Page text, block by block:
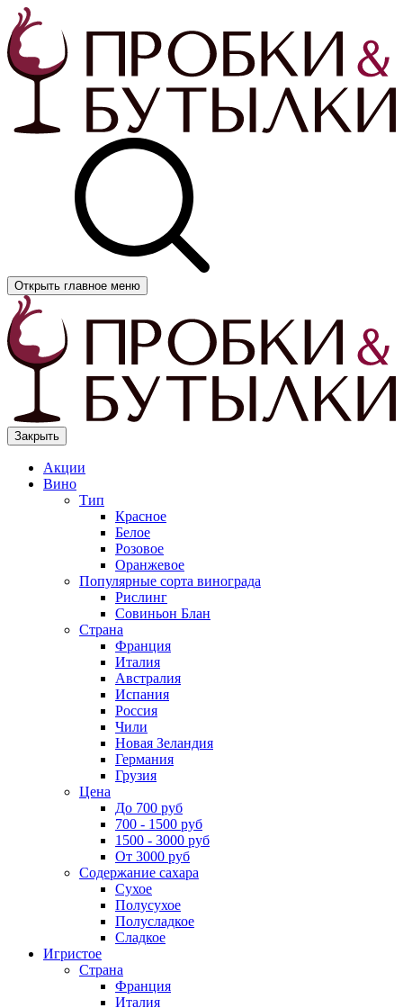
Открыть главное меню
Закрыть
Акции
Вино
Тип
Красное
Белое
Розовое
Оранжевое
Популярные сорта винограда
Рислинг
Совиньон Блан
Страна
Франция
Италия
Австралия
Испания
Россия
Чили
Новая Зеландия
Германия
Грузия
Цена
До 700 руб
700 - 1500 руб
1500 - 3000 руб
От 3000 руб
Содержание сахара
Сухое
Полусухое
Полусладкое
Сладкое
Игристое
Страна
Франция
Италия